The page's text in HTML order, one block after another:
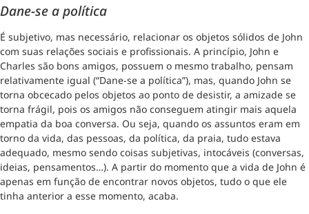
Dane-se a política
É subjetivo, mas necessário, relacionar os objetos sólidos de John
com suas relações sociais e profissionais. A princípio, John e
Charles são bons amigos, possuem o mesmo trabalho, pensam
relativamente igual (“Dane-se a política”), mas, quando John se
torna obcecado pelos objetos ao ponto de desistir, a amizade se
torna frágil, pois os amigos não conseguem atingir mais aquela
empatia da boa conversa. Ou seja, quando os assuntos eram em
torno da vida, das pessoas, da política, da praia, tudo estava
adequado, mesmo sendo coisas subjetivas, intocáveis (conversas,
ideias, pensamentos…). A partir do momento que a vida de John é
apenas em função de encontrar novos objetos, tudo o que ele
tinha anterior a esse momento, acaba.